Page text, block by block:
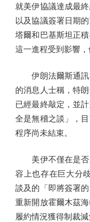
就美伊協議達成最
以及協議簽署日期
塔爾和巴基斯坦正
這一進程受到影響，
伊朗法爾斯通訊
的消息人士稱，特
已經最終敲定，並
全是無稽之談」，
程序尚未結束。
美伊不僅在是否
容上也存在巨大分
談及的「即將簽署
重新開放霍爾木茲
履約情況獲得制裁減